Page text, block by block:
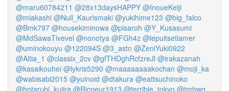
@maru60784211 @28x13daysHAPPY @InoueKeiji
@miakashi @Null_Kaurismaki @yukihime123 @big_falco
@Bmk797 @housekiminowa @pisaroh @Y_Kusasumi
@MdSawaTivevel @nonotya @FGh4z @lepuitsetlamer
@uminokouyu @122094S @3_astn @ZeniYuki0922
@Altia_1 @classix_2cv @gfTHDghRcfzreJl @irakazanah
@kasaikouhei @lykris5290 @maaaaaaaakochan @moji_ka
@wabisabi2015 @yuinoid @dtakura @eattsuchinoko
@hotarubi_kujira @Ricoeur1913 @terrible_tokyo @tmhwq